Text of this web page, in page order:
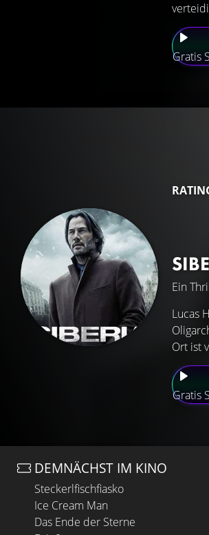
Gratis
Ein
Gratis
Lucas
Ort ist
DEMNÄCHST IM KINO
Steckerlfischfiasko
Ice Cream Man
Das Ende der Sterne